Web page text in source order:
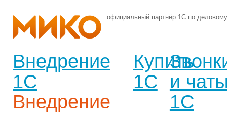
официальный партнёр 1С по
Внедрение
1С
Внедрение
Купить
1С
и
1С